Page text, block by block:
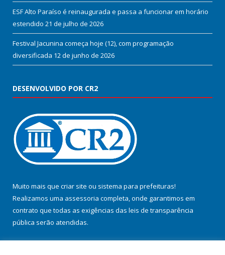
ESF Alto Paraíso é reinaugurada e passa a funcionar em horário
estendido 21 de julho de 2026
Festival Jacunina começa hoje (12), com programação
diversificada 12 de junho de 2026
DESENVOLVIDO POR CR2
Muito mais que criar site ou sistema para prefeituras!
Realizamos uma assessoria completa, onde garantimos em
contrato que todas as exigências das leis de transparência
pública serão atendidas.